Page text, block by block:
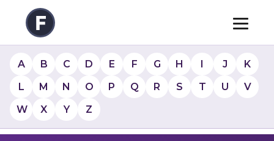
A B C D E F G H I J
K
L
M N O P Q R S T U
V
W
X Y Z